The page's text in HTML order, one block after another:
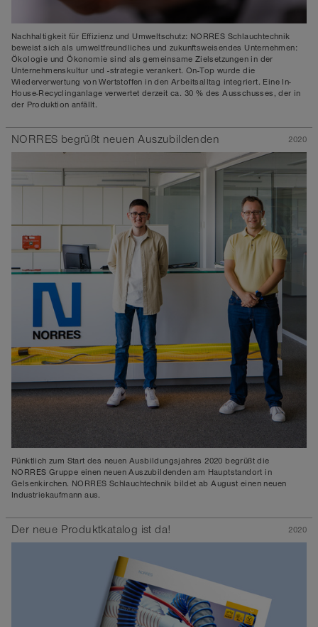
Nachhaltigkeit für Effizienz und Umweltschutz: NORRES Schlauchtechnik
beweist sich als umweltfreundliches und zukunftsweisendes Unternehmen:
Ökologie und Ökonomie sind als gemeinsame Zielsetzungen in der
Unternehmenskultur und -strategie verankert. On-Top wurde die
Wiederverwertung von Wertstoffen in den Arbeitsalltag integriert. Eine In-
House-Recyclinganlage verwertet derzeit ca. 30 % des Ausschusses, der in
der Produktion anfällt.
NORRES begrüßt neuen Auszubildenden 2020
Pünktlich zum Start des neuen Ausbildungsjahres 2020 begrüßt die
NORRES Gruppe einen neuen Auszubildenden am Hauptstandort in
Gelsenkirchen. NORRES Schlauchtechnik bildet ab August einen neuen
Industriekaufmann aus.
Der neue Produktkatalog ist da! 2020